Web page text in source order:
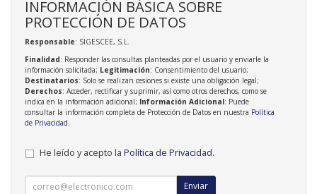
INFORMACIÓN BÁSICA SOBRE
PROTECCIÓN DE DATOS
Responsable: SIGESCEE, S.L.
Finalidad: Responder las consultas planteadas por el usuario y enviarle la
información solicitada; Legitimación: Consentimiento del usuario;
Destinatarios: Solo se realizan cesiones si existe una obligación legal;
Derechos: Acceder, rectificar y suprimir, así como otros derechos, como se
indica en la información adicional; Información Adicional: Puede
consultar la información completa de Protección de Datos en nuestra Política
de Privacidad.
He leído y acepto la Política de Privacidad.
Enviar